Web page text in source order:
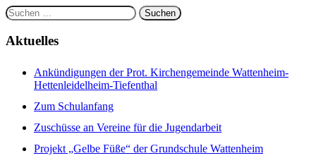
Suchen
nach:
Aktuelles
Ankündigungen der Prot. Kirchengemeinde Wattenheim-
Hettenleidelheim-Tiefenthal
Zum Schulanfang
Zuschüsse an Vereine für die Jugendarbeit
Projekt „Gelbe Füße“ der Grundschule Wattenheim